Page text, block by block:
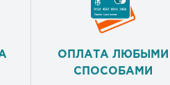
ОПЛАТА ЛЮБЫМИ
СПОСОБАМИ